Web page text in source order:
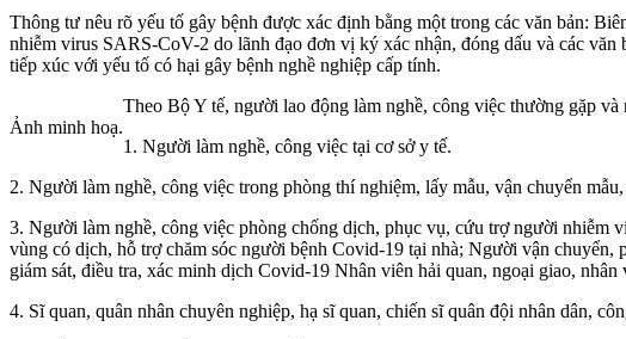
Thông tư nêu rõ yếu tố gây bệnh được xác định bằng một trong các văn bản:
nhiễm virus SARS-CoV-2 do lãnh đạo đơn vị ký xác nhận, đóng dấu và các
tiếp xúc với yếu tố có hại gây bệnh nghề nghiệp cấp tính.
Ảnh minh hoạ.
Theo Bộ Y tế, người lao động làm nghề, công việc thường gặp
1. Người làm nghề, công việc tại cơ sở y tế.
2. Người làm nghề, công việc trong phòng thí nghiệm, lấy mẫu, vận chuyển
3. Người làm nghề, công việc phòng chống dịch, phục vụ, cứu trợ người nhiễm
vùng có dịch, hỗ trợ chăm sóc người bệnh Covid-19 tại nhà; Người vận
giám sát, điều tra, xác minh dịch Covid-19 Nhân viên hải quan, ngoại giao, nhân
4. Sĩ quan, quân nhân chuyên nghiệp, hạ sĩ quan, chiến sĩ quân đội nhân dân,